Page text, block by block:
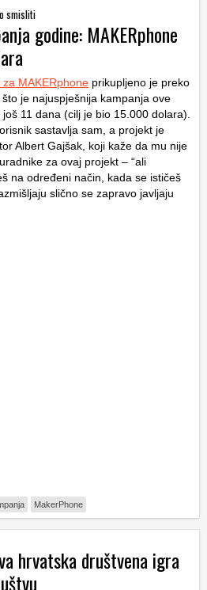
smisliti
godine: MAKERphone
MAKERphone prikupljeno je preko
je najuspješnija kampanja ove
11 dana (cilj je bio 15.000 dolara).
sastavlja sam, a projekt je
Albert Gajšak, koji kaže da mu nije
za ovaj projekt – “ali
na određeni način, kada se ističeš
slično se zapravo javljaju
MakerPhone
hrvatska društvena igra